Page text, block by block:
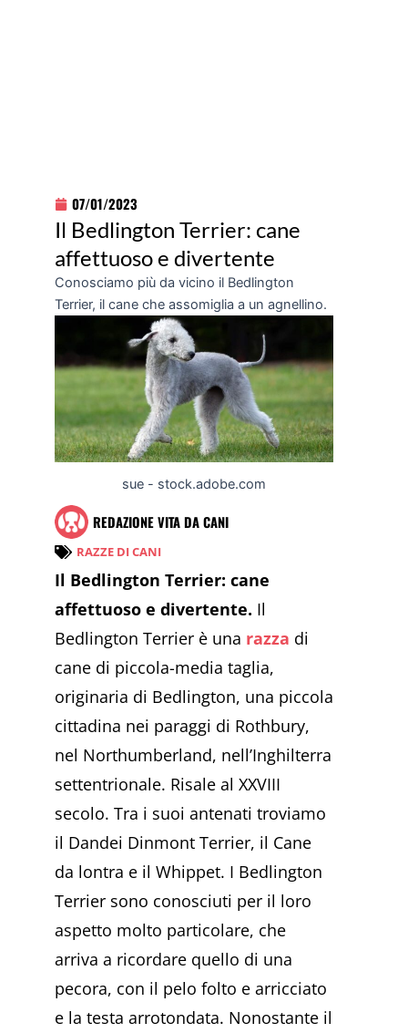
07/01/2023
Il Bedlington Terrier: cane
affettuoso e divertente
Conosciamo più da vicino il Bedlington
Terrier, il cane che assomiglia a un agnellino.
sue - stock.adobe.com
REDAZIONE VITA DA CANI
RAZZE DI CANI
Il Bedlington Terrier: cane
affettuoso e divertente. Il
Bedlington Terrier è una razza di
cane di piccola-media taglia,
originaria di Bedlington, una piccola
cittadina nei paraggi di Rothbury,
nel Northumberland, nell’Inghilterra
settentrionale. Risale al XXVIII
secolo. Tra i suoi antenati troviamo
il Dandei Dinmont Terrier, il Cane
da lontra e il Whippet. I Bedlington
Terrier sono conosciuti per il loro
aspetto molto particolare, che
arriva a ricordare quello di una
pecora, con il pelo folto e arricciato
e la testa arrotondata. Nonostante il